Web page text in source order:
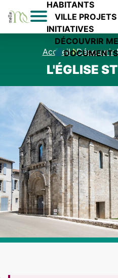
HABITANTS
VILLE
INITIATIVES
DÉCOUVRIR
DOCUMENTS
Accueil Découvrir
L'ÉGLISE